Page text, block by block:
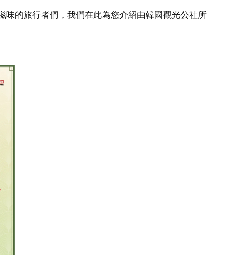
的旅行者們，我們在此為您介紹由韓國觀光公社所